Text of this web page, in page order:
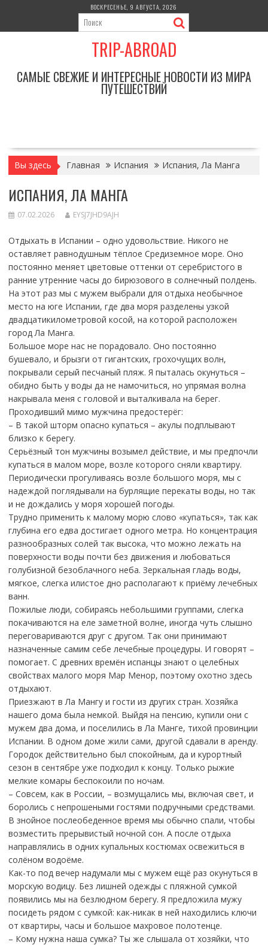
содержимому
ВОСКРЕСЕНЬЕ, 9 АВГУСТА, 2026
TRIP-ABROAD
САМЫЕ СВЕЖИЕ И ИНТЕРЕСНЫЕ НОВОСТИ ИЗ МИРА
ПУТЕШЕСТВИЙ
Вы здесь Главная Испания Испания, Ла Манга
ИСПАНИЯ, ЛА МАНГА
07.02.2026 EYSJ7JHD9AJH
Отдыхать в Испании – одно удовольствие. Никого не
оставляет равнодушным тёплое Средиземное море. Оно
постоянно меняет цветовые оттенки от серебристого в
ранние утренние часы до бирюзового в солнечный полдень.
На этот раз мы с мужем выбрали для отдыха необычное
место на юге Испании, где два моря разделены узкой
двадцатикилометровой косой, на которой расположен
город Ла Манга.
Большое море нас не порадовало. Оно постоянно
бушевало, и брызги от гигантских, грохочущих волн,
покрывали серый песчаный пляж. Я пыталась окунуться –
обидно быть у воды да не намочиться, но упрямая волна
накрывала меня с головой и выталкивала на берег.
Проходивший мимо мужчина предостерёг:
– В такой шторм опасно купаться – акулы подплывают
близко к берегу.
Серьёзный тон мужчины возымел действие, и мы предпочли
купаться в малом море, возле которого сняли квартиру.
Периодически прогуливаясь возле большого моря, мы с
надеждой поглядывали на бурлящие перекаты воды, но так
и не дождались у моря хорошей погоды.
Трудно применить к малому морю слово «купаться», так как
глубина его едва достигает одного метра. Но концентрация
разнообразных солей так высока, что можно лежать на
поверхности воды почти без движения и любоваться
голубизной безоблачного неба. Зеркальная гладь воды,
мягкое, слегка илистое дно располагают к приёму лечебных
ванн.
Пожилые люди, собираясь небольшими группами, слегка
покачиваются на еле заметной волне, иногда чуть слышно
переговариваются друг с другом. Так они принимают
назначенные самим себе лечебные процедуры. И говорят –
помогает. С древних времён испанцы знают о целебных
свойствах малого моря Мар Менор, поэтому охотно здесь
отдыхают.
Приезжают в Ла Мангу и гости из других стран. Хозяйка
нашего дома была немкой. Выйдя на пенсию, купили они с
мужем два дома, и поселились в Ла Манге, тихой провинции
Испании. В одном доме жили сами, другой сдавали в аренду.
Городок действительно был спокойным, да и курортный
сезон в сентябре уже подходил к концу. Только рыжие
мелкие комары беспокоили по ночам.
– Совсем, как в России, – возмущались мы, включая свет, и
боролись с непрошеными гостями подручными средствами.
В знойное послеобеденное время мы обычно спали, чтобы
возместить прерывистый ночной сон. А после отдыха
направлялись в одних купальных костюмах освежиться в
солёном водоёме.
Как-то под вечер надумали мы с мужем ещё раз окунуться в
морскую водицу. Без лишней одежды с пляжной сумкой
появились мы на безлюдном берегу. Я предложила мужу
посидеть рядом с сумкой: как-никак в ней находились ключи
от квартиры, часы и большое махровое полотенце.
– Кому нужна наша сумка? Ты же слышала от хозяйки, что